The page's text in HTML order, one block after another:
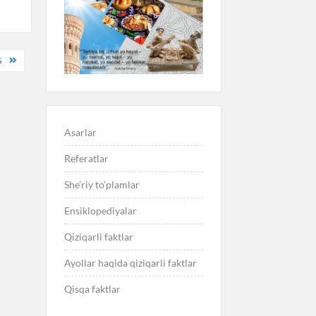
Asarlar
Referatlar
She’riy to’plamlar
Ensiklopediyalar
Qiziqarli faktlar
Ayollar haqida qiziqarli faktlar
Qisqa faktlar